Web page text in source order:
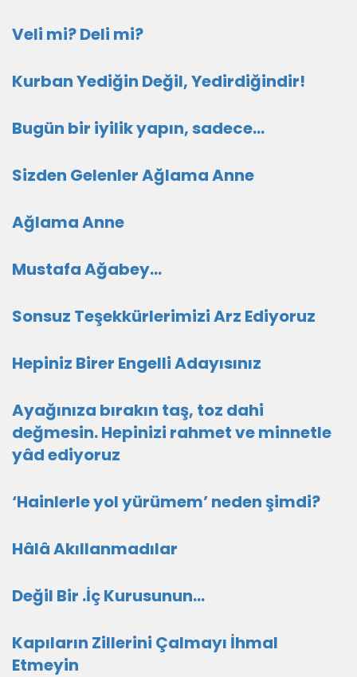
Veli mi? Deli mi?
Kurban Yediğin Değil, Yedirdiğindir!
Bugün bir iyilik yapın, sadece...
Sizden Gelenler Ağlama Anne
Ağlama Anne
Mustafa Ağabey…
Sonsuz Teşekkürlerimizi Arz Ediyoruz
Hepiniz Birer Engelli Adayısınız
Ayağınıza bırakın taş, toz dahi
değmesin. Hepinizi rahmet ve minnetle
yâd ediyoruz
‘Hainlerle yol yürümem’ neden şimdi?
Hâlâ Akıllanmadılar
Değil Bir .İç Kurusunun…
Kapıların Zillerini Çalmayı İhmal
Etmeyin